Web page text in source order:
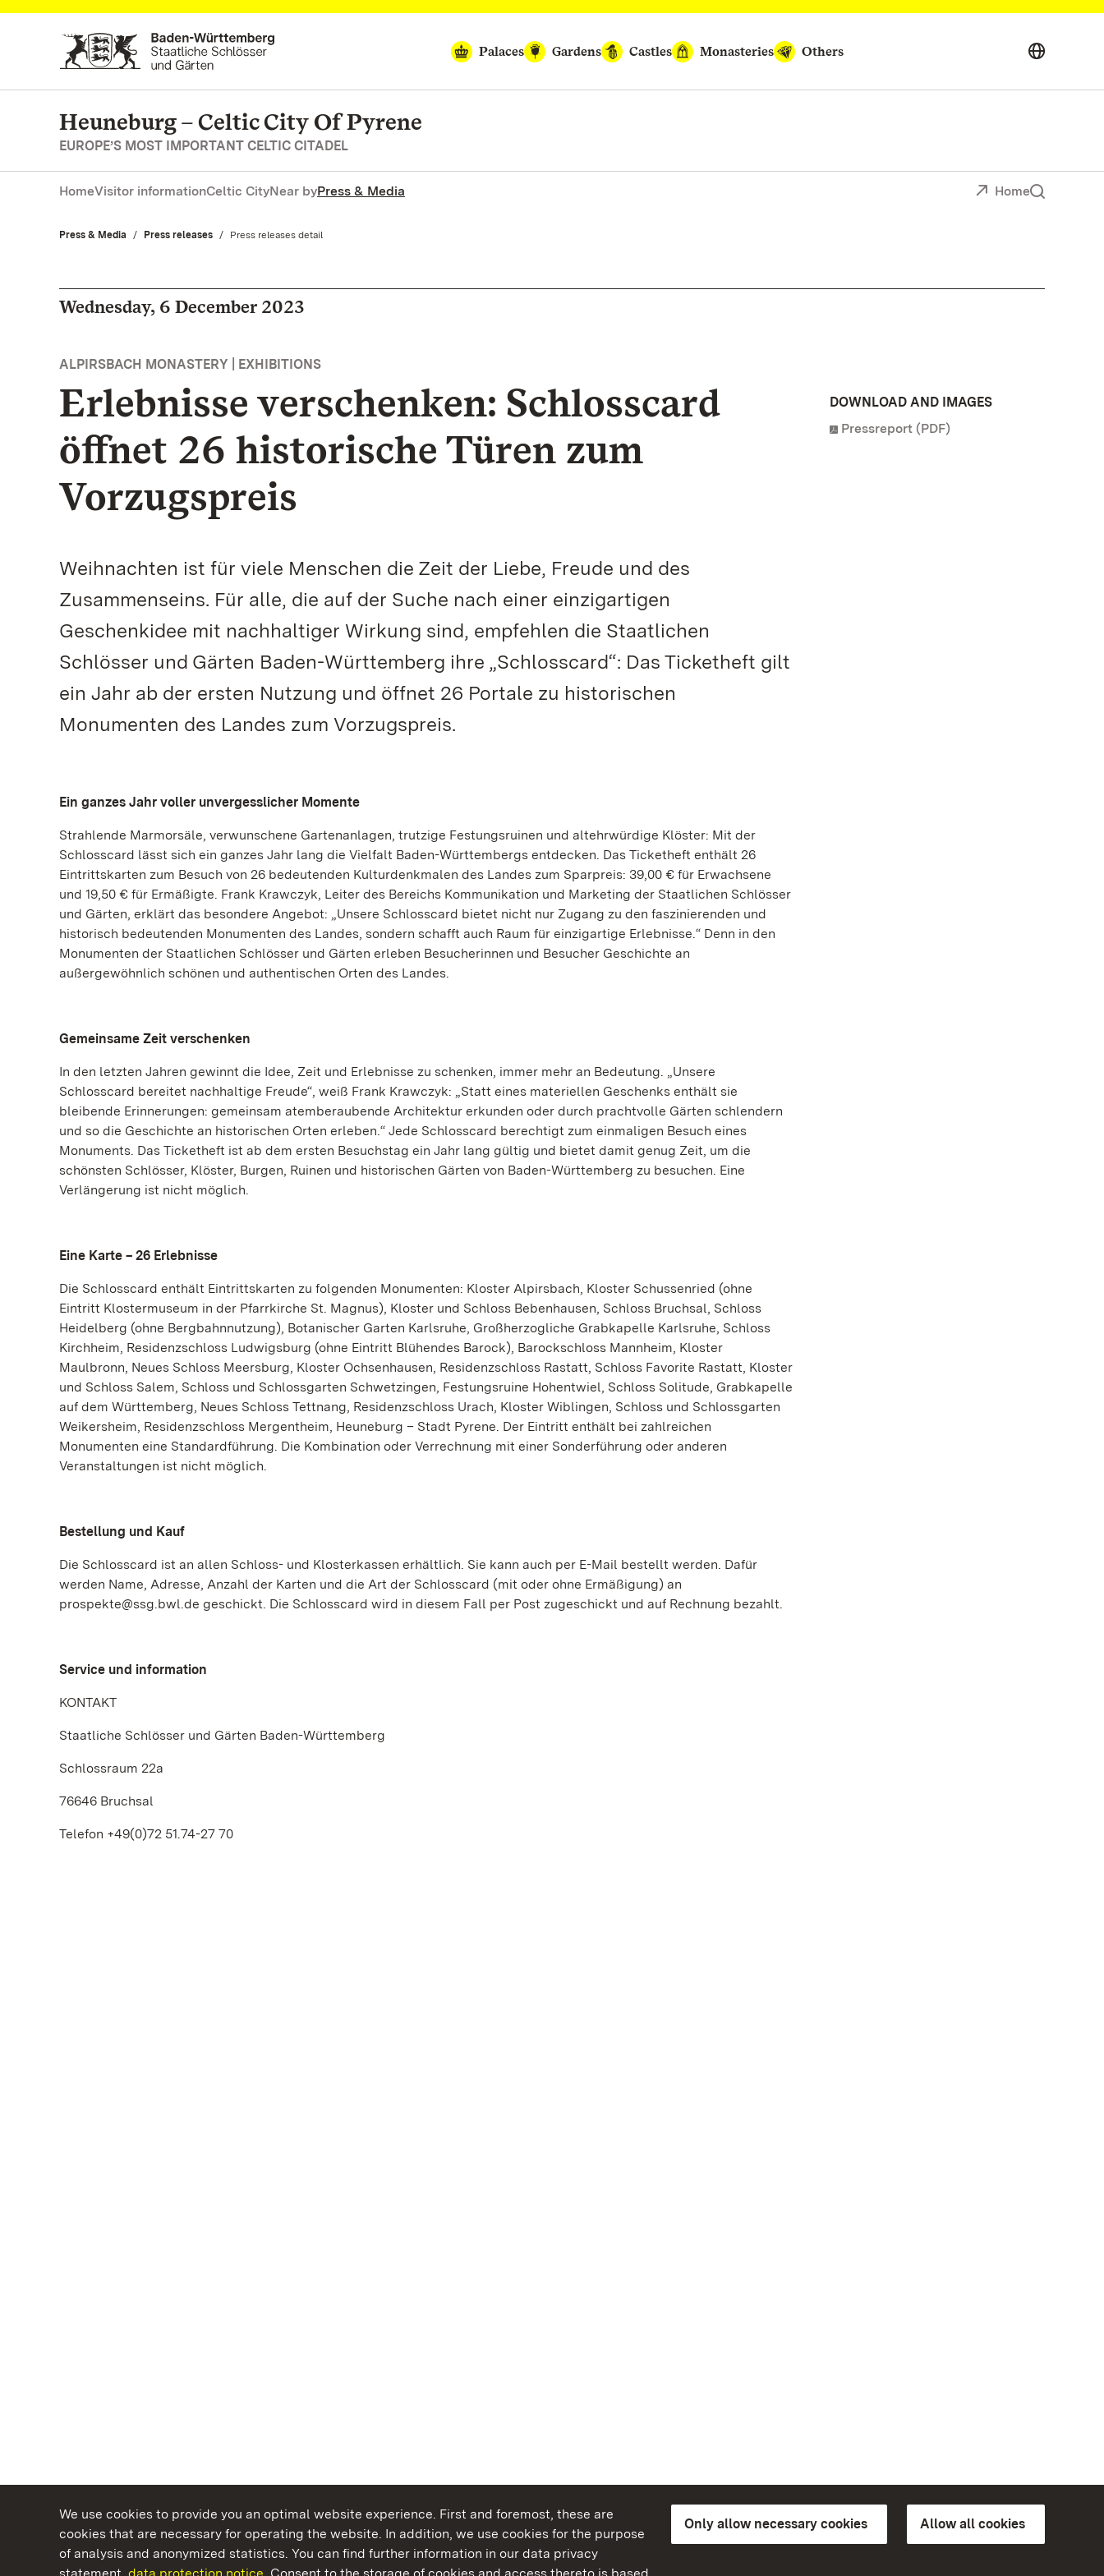
We use cookies to provide you an optimal website experience. First and foremost, these are
cookies that are necessary for operating the website. In addition, we use cookies for the purpose
of analysis and anonymized statistics. You can find further information in our data privacy
Only allow necessary cookies Allow all cookies
Navigate to main page
Palaces
Gardens Castles Monasteries Others
Heuneburg – Celtic City Of Pyrene
EUROPE’S MOST IMPORTANT CELTIC CITADEL
HomeVisitor informationCeltic CityNear byPress & Media Home
Press & Media Press releases Current:
Press releases detail
Wednesday, 6 December 2023
ALPIRSBACH MONASTERY | EXHIBITIONS
Erlebnisse verschenken: Schlosscard
öffnet 26 historische Türen zum
Vorzugspreis
Weihnachten ist für viele Menschen die Zeit der Liebe, Freude und des
Zusammenseins. Für alle, die auf der Suche nach einer einzigartigen
Geschenkidee mit nachhaltiger Wirkung sind, empfehlen die Staatlichen
Schlösser und Gärten Baden-Württemberg ihre „Schlosscard“: Das Ticketheft gilt
ein Jahr ab der ersten Nutzung und öffnet 26 Portale zu historischen
Monumenten des Landes zum Vorzugspreis.
Ein ganzes Jahr voller unvergesslicher Momente
Strahlende Marmorsäle, verwunschene Gartenanlagen, trutzige Festungsruinen und altehrwürdige Klöster: Mit der
Schlosscard lässt sich ein ganzes Jahr lang die Vielfalt Baden-Württembergs entdecken. Das Ticketheft enthält 26
Eintrittskarten zum Besuch von 26 bedeutenden Kulturdenkmalen des Landes zum Sparpreis: 39,00 € für Erwachsene
und 19,50 € für Ermäßigte. Frank Krawczyk, Leiter des Bereichs Kommunikation und Marketing der Staatlichen Schlösser
und Gärten, erklärt das besondere Angebot: „Unsere Schlosscard bietet nicht nur Zugang zu den faszinierenden und
historisch bedeutenden Monumenten des Landes, sondern schafft auch Raum für einzigartige Erlebnisse.“ Denn in den
Monumenten der Staatlichen Schlösser und Gärten erleben Besucherinnen und Besucher Geschichte an
außergewöhnlich schönen und authentischen Orten des Landes.
Gemeinsame Zeit verschenken
In den letzten Jahren gewinnt die Idee, Zeit und Erlebnisse zu schenken, immer mehr an Bedeutung. „Unsere
Schlosscard bereitet nachhaltige Freude“, weiß Frank Krawczyk: „Statt eines materiellen Geschenks enthält sie
bleibende Erinnerungen: gemeinsam atemberaubende Architektur erkunden oder durch prachtvolle Gärten schlendern
und so die Geschichte an historischen Orten erleben.“ Jede Schlosscard berechtigt zum einmaligen Besuch eines
Monuments. Das Ticketheft ist ab dem ersten Besuchstag ein Jahr lang gültig und bietet damit genug Zeit, um die
schönsten Schlösser, Klöster, Burgen, Ruinen und historischen Gärten von Baden-Württemberg zu besuchen. Eine
Verlängerung ist nicht möglich.
Eine Karte – 26 Erlebnisse
Die Schlosscard enthält Eintrittskarten zu folgenden Monumenten: Kloster Alpirsbach, Kloster Schussenried (ohne
Eintritt Klostermuseum in der Pfarrkirche St. Magnus), Kloster und Schloss Bebenhausen, Schloss Bruchsal, Schloss
Heidelberg (ohne Bergbahnnutzung), Botanischer Garten Karlsruhe, Großherzogliche Grabkapelle Karlsruhe, Schloss
Kirchheim, Residenzschloss Ludwigsburg (ohne Eintritt Blühendes Barock), Barockschloss Mannheim, Kloster
Maulbronn, Neues Schloss Meersburg, Kloster Ochsenhausen, Residenzschloss Rastatt, Schloss Favorite Rastatt, Kloster
und Schloss Salem, Schloss und Schlossgarten Schwetzingen, Festungsruine Hohentwiel, Schloss Solitude, Grabkapelle
auf dem Württemberg, Neues Schloss Tettnang, Residenzschloss Urach, Kloster Wiblingen, Schloss und Schlossgarten
Weikersheim, Residenzschloss Mergentheim, Heuneburg – Stadt Pyrene. Der Eintritt enthält bei zahlreichen
Monumenten eine Standardführung. Die Kombination oder Verrechnung mit einer Sonderführung oder anderen
Veranstaltungen ist nicht möglich.
Bestellung und Kauf
Die Schlosscard ist an allen Schloss- und Klosterkassen erhältlich. Sie kann auch per E-Mail bestellt werden. Dafür
werden Name, Adresse, Anzahl der Karten und die Art der Schlosscard (mit oder ohne Ermäßigung) an
prospekte@ssg.bwl.de geschickt. Die Schlosscard wird in diesem Fall per Post zugeschickt und auf Rechnung bezahlt.
Service und information
KONTAKT
Staatliche Schlösser und Gärten Baden-Württemberg
Schlossraum 22a
76646 Bruchsal
Telefon +49(0)72 51.74-27 70
DOWNLOAD AND IMAGES
Pressreport (PDF)